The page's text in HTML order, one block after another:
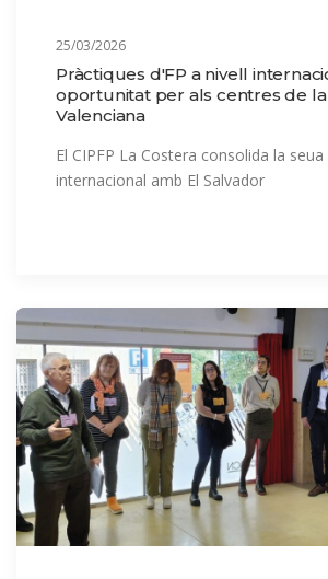
25/03/2026
Pràctiques d'FP a nivell
oportunitat per als centres de
Valenciana
El CIPFP La Costera consolida la
internacional amb El Salvador